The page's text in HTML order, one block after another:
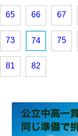
65 66 67
73 74 75
81 82